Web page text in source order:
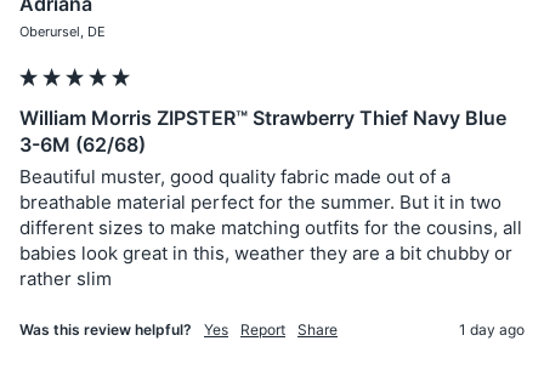
Oberursel, DE
William Morris ZIPSTER™ Strawberry Thief Navy Blue
3-6M (62/68)
Beautiful muster, good quality fabric made out of a
breathable material perfect for the summer. But it in two
different sizes to make matching outfits for the cousins, all
babies look great in this, weather they are a bit chubby or
rather slim
Was this review helpful? Yes Report Share 1 day ago